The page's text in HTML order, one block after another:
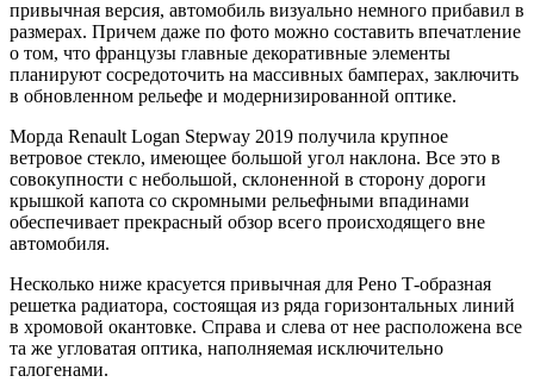
привычная версия, автомобиль визуально немного прибавил в
размерах. Причем даже по фото можно составить впечатление
о том, что французы главные декоративные элементы
планируют сосредоточить на массивных бамперах, заключить
в обновленном рельефе и модернизированной оптике.
Морда Renault Logan Stepway 2019 получила крупное
ветровое стекло, имеющее большой угол наклона. Все это в
совокупности с небольшой, склоненной в сторону дороги
крышкой капота со скромными рельефными впадинами
обеспечивает прекрасный обзор всего происходящего вне
автомобиля.
Несколько ниже красуется привычная для Рено Т-образная
решетка радиатора, состоящая из ряда горизонтальных линий
в хромовой окантовке. Справа и слева от нее расположена все
та же угловатая оптика, наполняемая исключительно
галогенами.